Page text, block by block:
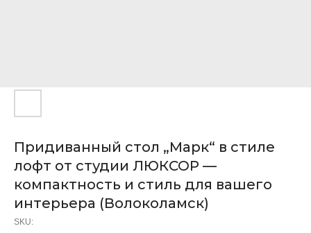
Придиванный стол „Марк“ в стиле
лофт от студии ЛЮКСОР —
компактность и стиль для вашего
интерьера (Волоколамск)
SKU: